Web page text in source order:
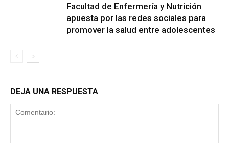
Facultad de Enfermería y Nutrición
apuesta por las redes sociales para
promover la salud entre adolescentes
DEJA UNA RESPUESTA